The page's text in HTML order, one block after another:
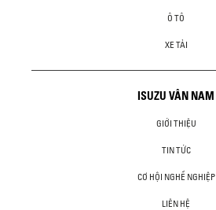
Ô TÔ
XE TẢI
ISUZU VÂN NAM
GIỚI THIỆU
TIN TỨC
CƠ HỘI NGHỀ NGHIỆP
LIÊN HỆ